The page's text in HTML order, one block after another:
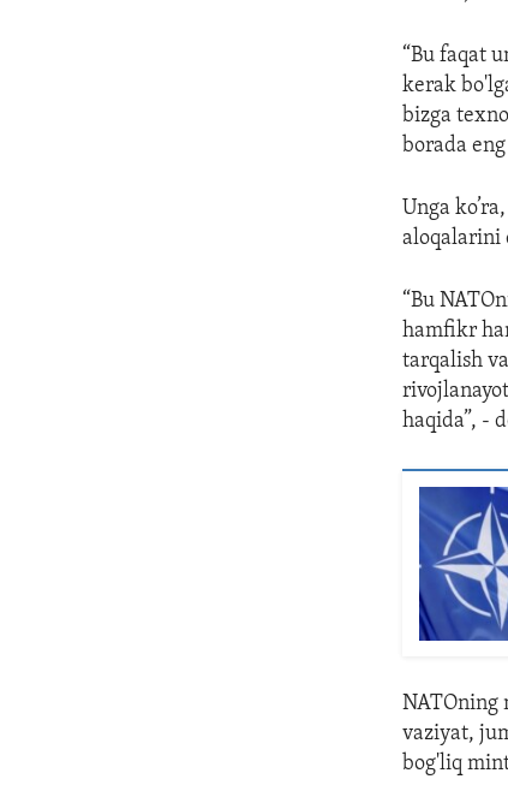
“Bu faqat
kerak
bizga
borada
Unga
aloqalarini
“Bu
hamfikr
tarqalish
haqida”, -
NATOning
vaziyat,
bog'liq